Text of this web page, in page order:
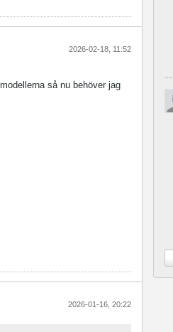
2026-02-18, 11:52
så nu behöver jag
2026-01-16, 20:22